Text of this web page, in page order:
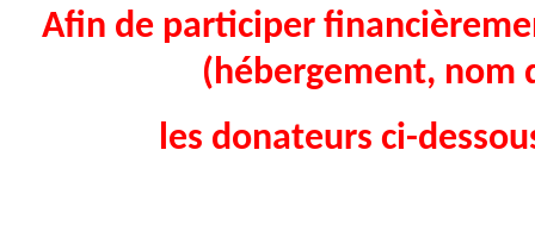
Afin de participer
(hébergement,
les donateurs ci-